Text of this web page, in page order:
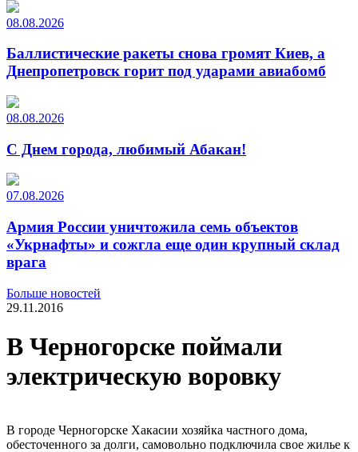
08.08.2026
Баллистические ракеты снова громят Киев, а
Днепропетровск горит под ударами авиабомб
08.08.2026
С Днем города, любимый Абакан!
07.08.2026
Армия России уничтожила семь объектов
«Укрнафты» и сожгла еще один крупный склад
врага
Больше новостей
29.11.2016
В Черногорске поймали
электрическую воровку
В городе Черногорске Хакасии хозяйка частного дома,
обесточенного за долги, самовольно подключила свое жилье к